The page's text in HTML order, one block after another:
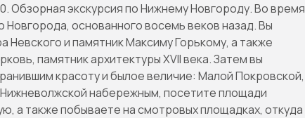
Обзорная экскурсия по Нижнему Новгороду. Во время
основанного восемь веков назад. Вы
и памятник Максиму Горькому, а также
памятник архитектуры XVII века. Затем вы
красоту и былое величие: Малой Покровской,
набережным, посетите площади
а также побываете на смотровых площадках, откуда